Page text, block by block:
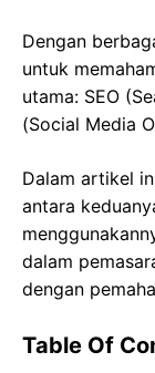
Dengan
untuk
utama: SEO
(Social Media
Dalam artikel
antara
dalam
dengan
Table Of